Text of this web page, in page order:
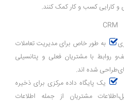
و کارایی کسب ‌و کار کمک کنند.
CRM
به طور خاص برای مدیریت تعاملات
و روابط با مشتریان فعلی و پتانسیلی
طراحی شده ‌اند.
یک پایگاه داده مرکزی برای ذخیره
اطلاعات مشتریان از جمله اطلاعات